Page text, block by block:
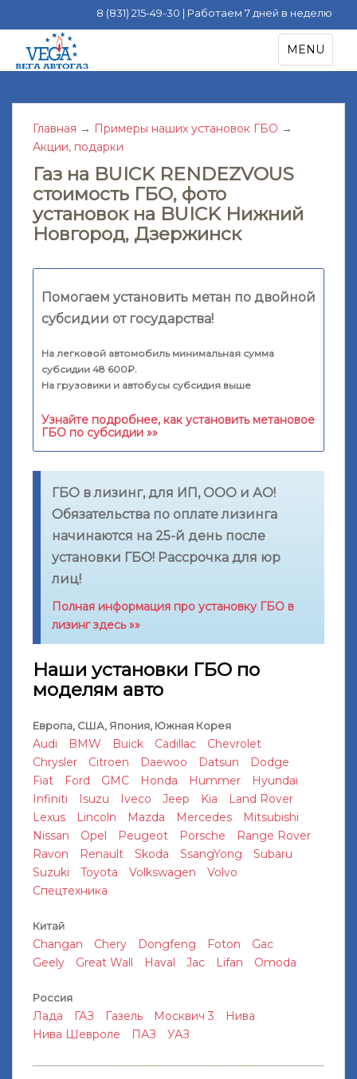
8 (831) 215-49-30 | Работаем 7 дней в неделю
i
TOGGLE
MENU
Главная → Примеры наших установок ГБО →
Акции, подарки
Газ на BUICK RENDEZVOUS
стоимость ГБО, фото
установок на BUICK Нижний
Новгород, Дзержинск
Помогаем установить метан по двойной
субсидии от государства!
На легковой автомобиль минимальная сумма
субсидии 48 600₽.
На грузовики и автобусы субсидия выше
Узнайте подробнее, как установить метановое
ГБО по субсидии »»
ГБО в лизинг, для ИП, ООО и АО!
Обязательства по оплате лизинга
начинаются на 25-й день после
установки ГБО! Рассрочка для юр
лиц!
Полная информация про установку ГБО в
лизинг здесь »»
Наши установки ГБО по
моделям авто
Европа, США, Япония, Южная Корея
Audi BMW Buick Cadillac
Chevrolet
Chrysler
Citroen Daewoo Datsun
Dodge
Fiat
Ford GMC Honda Hummer
Hyundai
Infiniti
Isuzu Iveco Jeep Kia
Land Rover
Lexus
Lincoln Mazda Mercedes
Mitsubishi
Nissan
Opel Peugeot Porsche
Range Rover
Ravon
Renault Skoda SsangYong
Subaru
Suzuki
Toyota Volkswagen
Volvo
Спецтехника
Китай
Changan Chery Dongfeng Foton
Gac
Geely
Great Wall Haval Jac Lifan Omoda
Россия
Лада ГАЗ Газель Москвич 3
Нива
Нива Шевроле
ПАЗ УАЗ